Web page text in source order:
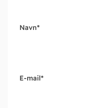
Navn*
E-mail*